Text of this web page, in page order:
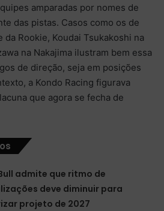
amparadas por nomes de
das pistas. Casos como os de
Rookie, Koudai Tsukakoshi na
na Nakajima ilustram bem essa
de direção, seja em posições
a Kondo Racing figurava
que agora se fecha de
admite que ritmo de
deve diminuir para
projeto de 2027